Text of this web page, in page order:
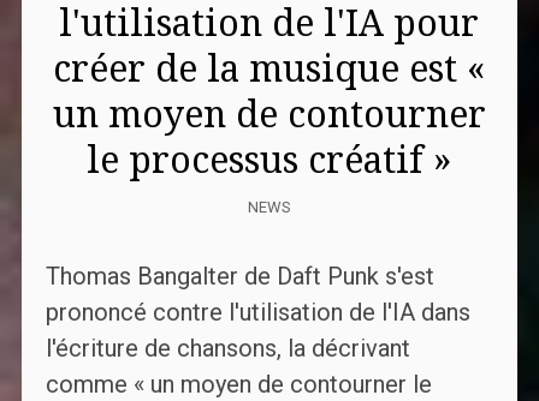
l'utilisation de l'IA pour
créer de la musique est «
un moyen de contourner
le processus créatif »
NEWS
Thomas Bangalter de Daft Punk s'est
prononcé contre l'utilisation de l'IA dans
l'écriture de chansons, la décrivant
comme « un moyen de contourner le